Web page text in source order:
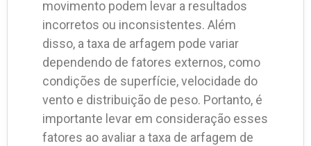
movimento podem levar a resultados
incorretos ou inconsistentes. Além
disso, a taxa de arfagem pode variar
dependendo de fatores externos, como
condições de superfície, velocidade do
vento e distribuição de peso. Portanto, é
importante levar em consideração esses
fatores ao avaliar a taxa de arfagem de